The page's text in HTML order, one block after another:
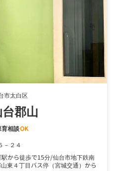
市太白区
郡山
相談OK
－２４
駅から徒歩で15分 仙台市地下鉄南
東４丁目バス停（宮城交通）から